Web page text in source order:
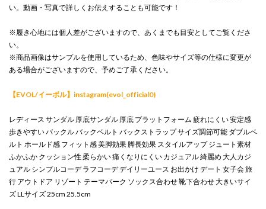
い。動画・写真で詳しくお伝えすることも可能です！
※履き心地には個人差がございますので、あくまでも目安としてご覧くださ
い。
※商品画像はサンプルを使用しているため、色味やサイズ等の仕様に変更が
ある場合がございますので、予めご了承ください。
【EVOL/イーボル】instagram(evol_official0)
レディース サンダル 厚底サンダル 厚底 プラットフォーム 疲れにくい 安定感
歩きやすい バックル バックベルト バックストラップ サイズ調節可能 ダブルベ
ルト ホールド感 フィット感 美脚効果 脚長効果 スタイルアップ ジュート素材
ふかふか クッション性 柔らかい 痛くなりにくい カジュアル 綺麗め 大人カジ
ュアル シンプルコーデ ラフコーデ デイリーユース お出かけ デート 女子会 旅
行 アウトドア リゾート テーマパーク ソックス合わせ 靴下合わせ 大きいサイ
ズ LLサイズ 25cm 25.5cm